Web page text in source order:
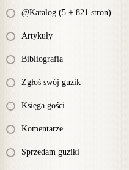
@Katalog (5 + 821 stron)
Artykuły
Bibliografia
Zgłoś swój guzik
Księga gości
Komentarze
Sprzedam guziki